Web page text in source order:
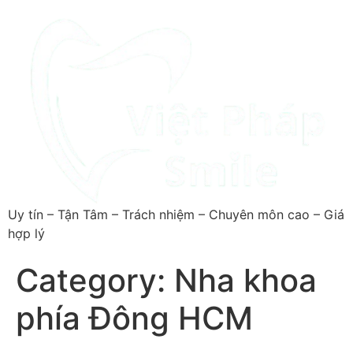
Uy tín – Tận Tâm – Trách nhiệm – Chuyên môn cao – Giá
hợp lý
Category: Nha khoa
phía Đông HCM